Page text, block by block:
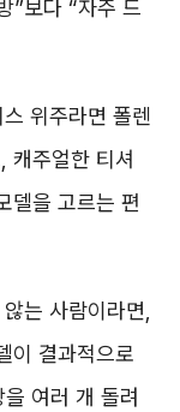
”보다 “자주 드
위주라면 폴렌
캐주얼한 티셔
델을 고르는 편
는 사람이라면,
이 결과적으로
여러 개 돌려